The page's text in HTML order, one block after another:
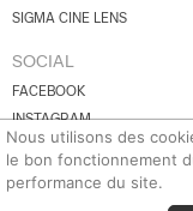
Nous utilisons des
le bon fonctionnement
performance du site.
SIGMA CINE LENS
SOCIAL
FACEBOOK
INSTAGRAM
YOUTUBE
BLUESKY